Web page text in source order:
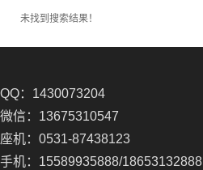
未找到搜索结果！
QQ：1430073204
微信：13675310547
座机：0531-87438123
手机：15589935888/18653132888